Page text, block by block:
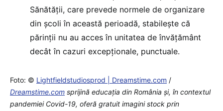
Sănătății, care prevede normele de organizare
din școli în această perioadă, stabilește că
părinții nu au acces în unitatea de învățământ
decât în cazuri excepționale, punctuale.
Foto: © Lightfieldstudiosprod | Dreamstime.com /
Dreamstime.com sprijină educaţia din România şi, în contextul
pandemiei Covid-19, oferă gratuit imagini stock prin